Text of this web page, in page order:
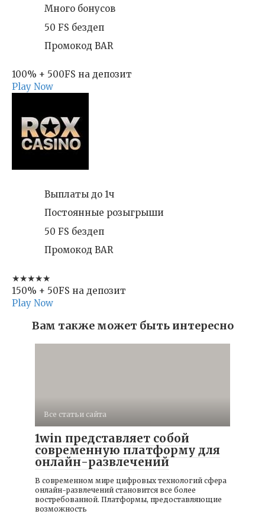
Много бонусов
50 FS бездеп
Промокод BAR
100% + 500FS на депозит
Play Now
Выплаты до 1ч
Постоянные розыгрыши
50 FS бездеп
Промокод BAR
★★★★★
150% + 50FS на депозит
Play Now
Вам также может быть интересно
Все статьи сайта
1win представляет собой
современную платформу для
онлайн-развлечений
В современном мире цифровых технологий сфера
онлайн-развлечений становится все более
востребованной. Платформы, предоставляющие
возможность